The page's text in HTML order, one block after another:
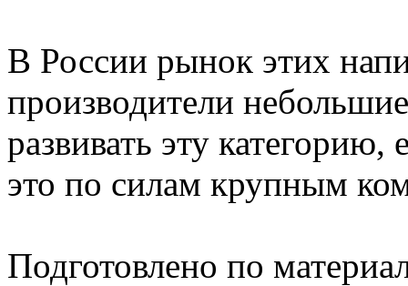
В России рынок этих
производители
развивать эту категорию,
это по силам крупным
Подготовлено по